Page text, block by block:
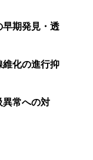
早期発見・透
維化の進行抑
異常への対